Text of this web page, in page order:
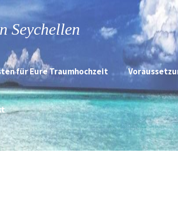
Seychellen
für Eure Traumhochzeit